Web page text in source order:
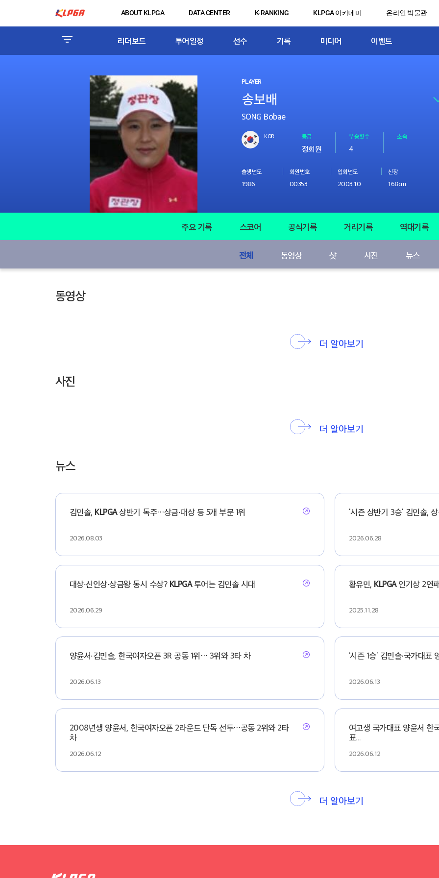
ABOUT KLPGA DATA CENTER K-RANKING KLPGA 아카데미 온라인 박물관
리더보드 투어일정 선수 기록 미디어 이벤트
PLAYER
SONG Bobae
KOR 등급
정회원
우승횟수
4
소속
출생년도
1986
회원번호
00353
입회년도
2003.10
신장
168cm
주요 기록 스코어 공식기록 거리기록 역대기록
전체 동영상 샷 사진 뉴스
동영상
더 알아보기
사진
더 알아보기
뉴스
김민솔, KLPGA상반기 독주…상금·대상 등 5개 부문 1위
2026.08.03
'시즌 상반기 3승' 김민솔,
2026.06.28
대상·신인상·상금왕 동시 수상? KLPGA투어는 김민솔 시대
2026.06.29
황유민, KLPGA인기상 2연
2025.11.28
양윤서·김민솔, 한국여자오픈 3R 공동 1위… 3위와 3타 차
2026.06.13
‘시즌 1승’ 김민솔·국가대
2026.06.13
2008년생 양윤서, 한국여자오픈 2라운드 단독 선두…공동 2위와 2타
차
2026.06.12
여고생 국가대표 양윤서 한
표...
2026.06.12
더 알아보기